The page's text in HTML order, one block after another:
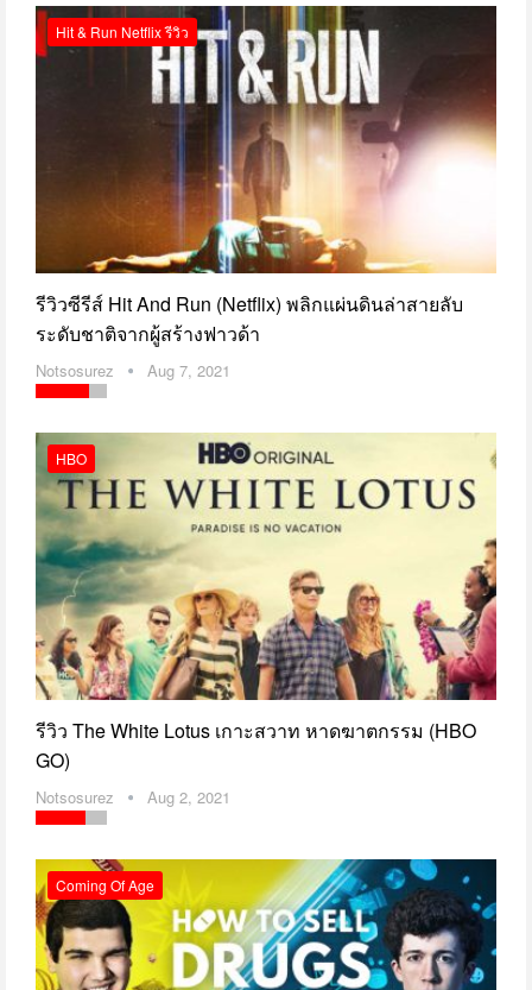
Hit & Run Netflix รีวิว
รีวิวซีรีส์ Hit And Run (Netflix) พลิกแผ่นดินล่าสายลับ
ระดับชาติจากผู้สร้างฟาวด้า
Notsosurez Aug 7, 2021
HBO
รีวิว The White Lotus เกาะสวาท หาดฆาตกรรม (HBO
GO)
Notsosurez Aug 2, 2021
Coming Of Age